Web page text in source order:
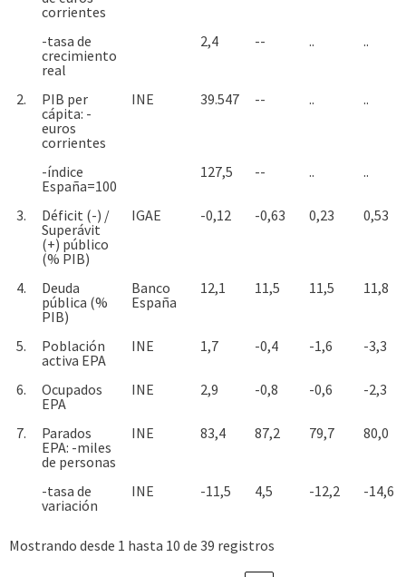
corrientes
-tasa de
crecimiento
real
2,4 -- .. ..
2.
PIB per
cápita: -
euros
corrientes
INE 39.547 -- .. ..
-índice
España=100
127,5 -- .. ..
3.
Déficit (-) /
Superávit
(+) público
(% PIB)
IGAE -0,12 -0,63 0,23 0,53
4.
Deuda
pública (%
PIB)
Banco
España
12,1 11,5 11,5 11,8
5.
Población
activa EPA
INE 1,7 -0,4 -1,6 -3,3
6.
Ocupados
EPA
INE 2,9 -0,8 -0,6 -2,3
7.
Parados
EPA: -miles
de personas
INE 83,4 87,2 79,7 80,0
-tasa de
variación
INE -11,5 4,5 -12,2 -14,6
Mostrando desde 1 hasta 10 de 39 registros